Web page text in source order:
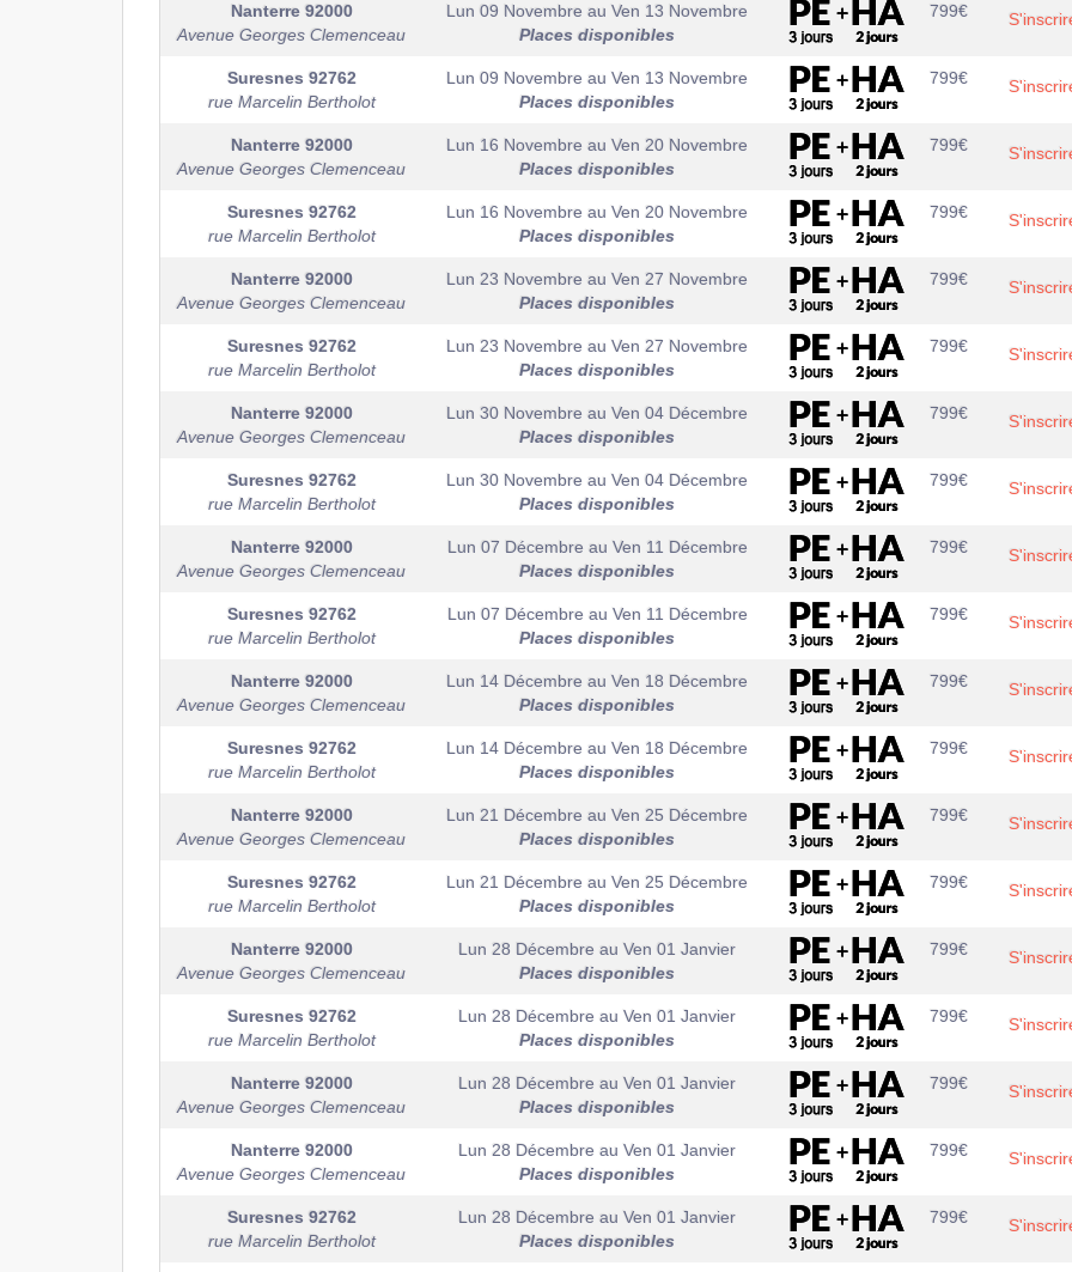
Nanterre 92000
Avenue Georges Clemenceau
Lun 09 Novembre au Ven 13 Novembre
Places disponibles
799€
Suresnes 92762
rue Marcelin Bertholot
Lun 09 Novembre au Ven 13 Novembre
Places disponibles
799€
Nanterre 92000
Avenue Georges Clemenceau
Lun 16 Novembre au Ven 20 Novembre
Places disponibles
799€
Suresnes 92762
rue Marcelin Bertholot
Lun 16 Novembre au Ven 20 Novembre
Places disponibles
799€
Nanterre 92000
Avenue Georges Clemenceau
Lun 23 Novembre au Ven 27 Novembre
Places disponibles
799€
Suresnes 92762
rue Marcelin Bertholot
Lun 23 Novembre au Ven 27 Novembre
Places disponibles
799€
Nanterre 92000
Avenue Georges Clemenceau
Lun 30 Novembre au Ven 04 Décembre
Places disponibles
799€
Suresnes 92762
rue Marcelin Bertholot
Lun 30 Novembre au Ven 04 Décembre
Places disponibles
799€
Nanterre 92000
Avenue Georges Clemenceau
Lun 07 Décembre au Ven 11 Décembre
Places disponibles
799€
Suresnes 92762
rue Marcelin Bertholot
Lun 07 Décembre au Ven 11 Décembre
Places disponibles
799€
Nanterre 92000
Avenue Georges Clemenceau
Lun 14 Décembre au Ven 18 Décembre
Places disponibles
799€
Suresnes 92762
rue Marcelin Bertholot
Lun 14 Décembre au Ven 18 Décembre
Places disponibles
799€
Nanterre 92000
Avenue Georges Clemenceau
Lun 21 Décembre au Ven 25 Décembre
Places disponibles
799€
Suresnes 92762
rue Marcelin Bertholot
Lun 21 Décembre au Ven 25 Décembre
Places disponibles
799€
Nanterre 92000
Avenue Georges Clemenceau
Lun 28 Décembre au Ven 01 Janvier
Places disponibles
799€
Suresnes 92762
rue Marcelin Bertholot
Lun 28 Décembre au Ven 01 Janvier
Places disponibles
799€
Nanterre 92000
Avenue Georges Clemenceau
Lun 28 Décembre au Ven 01 Janvier
Places disponibles
799€
Nanterre 92000
Avenue Georges Clemenceau
Lun 28 Décembre au Ven 01 Janvier
Places disponibles
799€
Suresnes 92762
rue Marcelin Bertholot
Lun 28 Décembre au Ven 01 Janvier
Places disponibles
799€